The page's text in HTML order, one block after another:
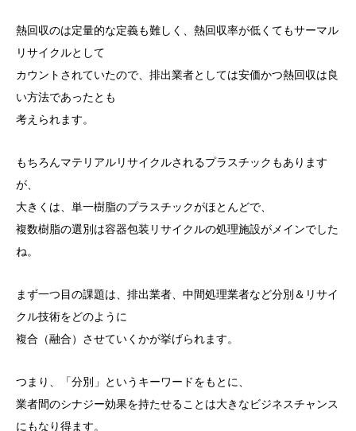
熱回収のは定量的な定義も難しく、熱回収率が低くてもサーマル
リサイクルとして
カウントされていたので、排出業者としては安価かつ熱回収は良
い方法であったとも
考えられます。
もちろんマテリアルリサイクルされるプラスチックもあります
が、
大きくは、単一樹脂のプラスチックがほとんどで、
複数樹脂の選別は容器包装リサイクルの処理施設がメインでした
ね。
まず一つ目の課題は、排出業者、中間処理業者など分別＆リサイ
クル技術をどのように
複合（融合）させていくかが挙げられます。
つまり、「分別」というキーワードをもとに、
業者間のシナジー効果を持たせることは大きなビジネスチャンス
にもなり得ます。